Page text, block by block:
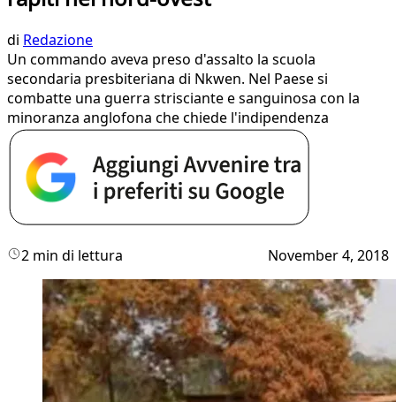
di Redazione
Un commando aveva preso d'assalto la scuola
secondaria presbiteriana di Nkwen. Nel Paese si
combatte una guerra strisciante e sanguinosa con la
minoranza anglofona che chiede l'indipendenza
2 min di lettura November 4, 2018